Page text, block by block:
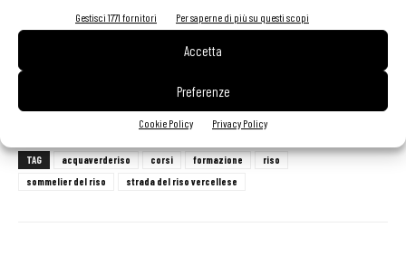
Gestisci 1771 fornitori Per saperne di più su questi scopi
Accetta
Preferenze
Cookie Policy Privacy Policy
territorio, al miglioramento delle competenze del personale
info@stradadelrisovercellese.it
TAG acquaverderiso corsi formazione
riso
sommelier del riso
strada del riso vercellese